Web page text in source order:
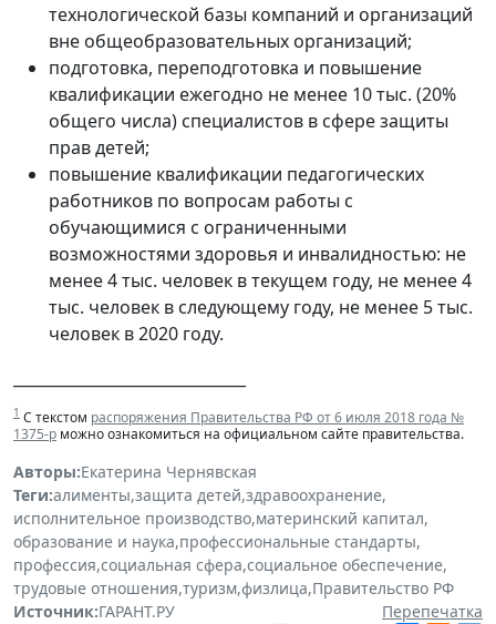
технологической базы компаний и организаций
вне общеобразовательных организаций;
подготовка, переподготовка и повышение
квалификации ежегодно не менее 10 тыс. (20%
общего числа) специалистов в сфере защиты
прав детей;
повышение квалификации педагогических
работников по вопросам работы с
обучающимися с ограниченными
возможностями здоровья и инвалидностью: не
менее 4 тыс. человек в текущем году, не менее 4
тыс. человек в следующему году, не менее 5 тыс.
человек в 2020 году.
1 С текстом распоряжения Правительства РФ от 6 июля 2018 года №
1375-р можно ознакомиться на официальном сайте правительства.
Авторы:Екатерина Чернявская
Теги:алименты,защита детей,здравоохранение,
исполнительное производство,материнский капитал,
образование и наука,профессиональные стандарты,
профессия,социальная сфера,социальное обеспечение,
трудовые отношения,туризм,физлица,Правительство РФ
Источник:ГАРАНТ.РУ
Перепечатка